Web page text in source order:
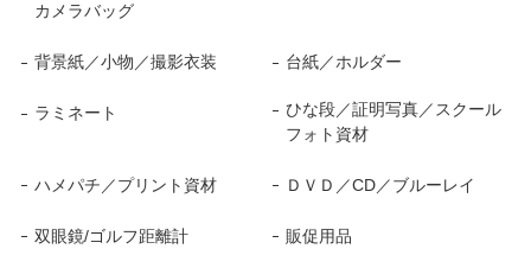
カメラバッグ
背景紙／小物／撮影衣装 台紙／ホルダー
ラミネート
ひな段／証明写真／スクール
フォト資材
ハメパチ／プリント資材 ＤＶＤ／CD／ブルーレイ
双眼鏡/ゴルフ距離計 販促用品